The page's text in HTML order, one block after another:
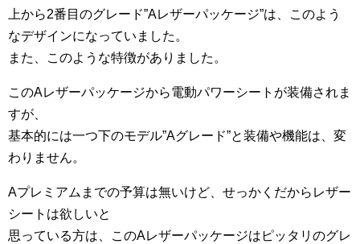
上から2番目のグレード”Aレザーパッケージ”は、このよう
なデザインになっていました。
また、このような特徴がありました。
このAレザーパッケージから電動パワーシートが装備されま
すが、
基本的には一つ下のモデル”Aグレード”と装備や機能は、変
わりません。
Aプレミアムまでの予算は無いけど、せっかくだからレザー
シートは欲しいと
思っている方は、このAレザーパッケージはピッタリのグレ